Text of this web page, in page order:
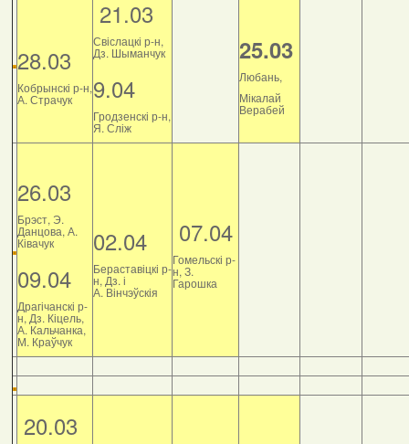
28.03
Кобрынскі р-н,
А. Страчук
21.03
Свіслацкі р-н,
Дз. Шыманчук
9.04
Гродзенскі р-н,
Я. Сліж
25.03
Любань,
Мікалай
Верабей
26.03
Брэст, Э.
Данцова, А.
Ківачук
09.04
Драгічанскі р-
н, Дз. Кіцель,
А. Кальчанка,
М. Краўчук
02.04
Бераставіцкі р-
н, Дз. і
А. Вінчэўскія
07.04
Гомельскі р-
н, З.
Гарошка
20.03